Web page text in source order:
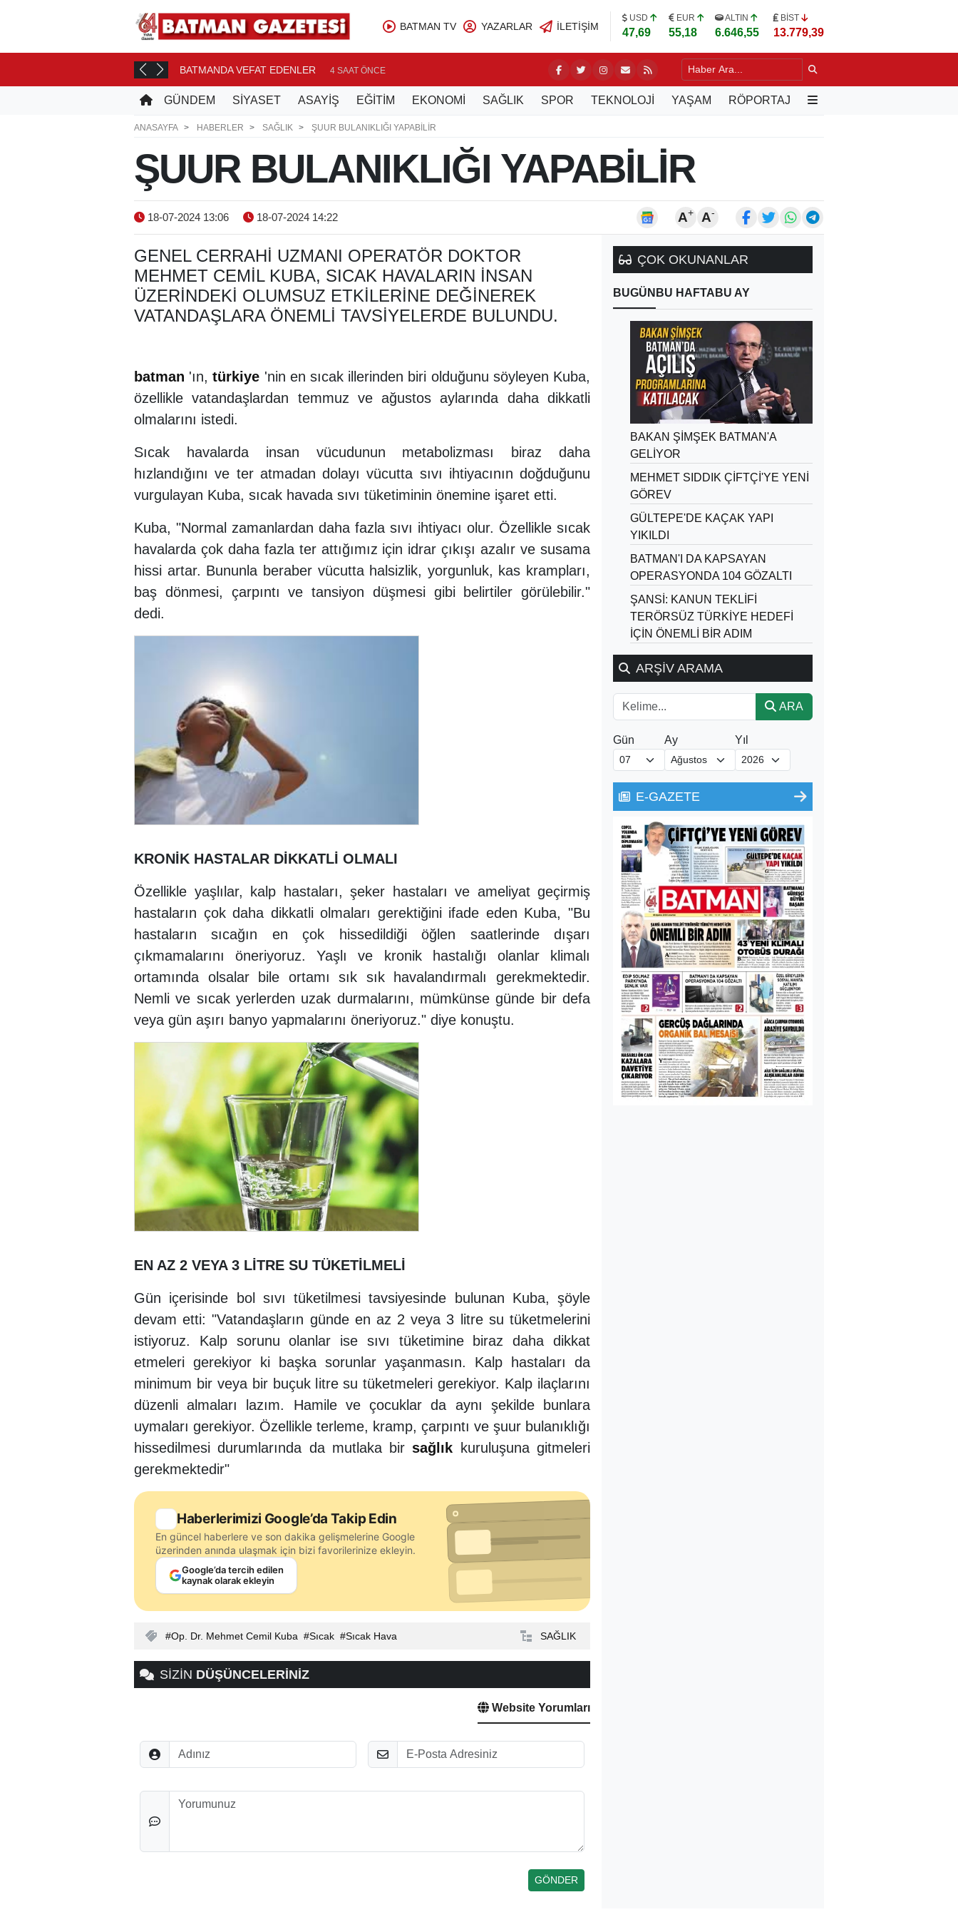
BATMAN TV YAZARLAR İLETIŞIM
USD
47,69
EUR
55,18
ALTIN
6.646,55
BİST
13.779,39
3 SAAT ÖNCE BATMANDA VEFAT EDENLER 4 SAAT ÖNCE
GÜNDEM SİYASET ASAYİŞ EĞİTİM EKONOMİ SAĞLIK SPOR TEKNOLOJİ YAŞAM RÖPORTAJ
ANASAYFA HABERLER SAĞLIK ŞUUR BULANIKLIĞI YAPABİLİR
ŞUUR BULANIKLIĞI YAPABİLİR
18-07-2024 13:06 18-07-2024 14:22 A+ A-
GENEL CERRAHI UZMANI OPERATÖR DOKTOR
MEHMET CEMIL KUBA, SICAK HAVALARIN INSAN
ÜZERINDEKI OLUMSUZ ETKILERINE DEĞINEREK
VATANDAŞLARA ÖNEMLI TAVSIYELERDE BULUNDU.
batman 'ın,türkiye 'nin en sıcak illerinden biri olduğunu söyleyen Kuba,
özellikle vatandaşlardan temmuz ve ağustos aylarında daha dikkatli
olmalarını istedi.
Sıcak havalarda insan vücudunun metabolizması biraz daha
hızlandığını ve ter atmadan dolayı vücutta sıvı ihtiyacının doğduğunu
vurgulayan Kuba, sıcak havada sıvı tüketiminin önemine işaret etti.
Kuba, "Normal zamanlardan daha fazla sıvı ihtiyacı olur. Özellikle sıcak
havalarda çok daha fazla ter attığımız için idrar çıkışı azalır ve susama
hissi artar. Bununla beraber vücutta halsizlik, yorgunluk, kas krampları,
baş dönmesi, çarpıntı ve tansiyon düşmesi gibi belirtiler görülebilir."
dedi.
KRONİK HASTALAR DİKKATLİ OLMALI
Özellikle yaşlılar, kalp hastaları, şeker hastaları ve ameliyat geçirmiş
hastaların çok daha dikkatli olmaları gerektiğini ifade eden Kuba, "Bu
hastaların sıcağın en çok hissedildiği öğlen saatlerinde dışarı
çıkmamalarını öneriyoruz. Yaşlı ve kronik hastalığı olanlar klimalı
ortamında olsalar bile ortamı sık sık havalandırmalı gerekmektedir.
Nemli ve sıcak yerlerden uzak durmalarını, mümkünse günde bir defa
veya gün aşırı banyo yapmalarını öneriyoruz." diye konuştu.
EN AZ 2 VEYA 3 LİTRE SU TÜKETİLMELİ
Gün içerisinde bol sıvı tüketilmesi tavsiyesinde bulunan Kuba, şöyle
devam etti: "Vatandaşların günde en az 2 veya 3 litre su tüketmelerini
istiyoruz. Kalp sorunu olanlar ise sıvı tüketimine biraz daha dikkat
etmeleri gerekiyor ki başka sorunlar yaşanmasın. Kalp hastaları da
minimum bir veya bir buçuk litre su tüketmeleri gerekiyor. Kalp ilaçlarını
düzenli almaları lazım. Hamile ve çocuklar da aynı şekilde bunlara
uymaları gerekiyor. Özellikle terleme, kramp, çarpıntı ve şuur bulanıklığı
hissedilmesi durumlarında da mutlaka bir sağlık kuruluşuna gitmeleri
gerekmektedir"
Haberlerimizi Google’da Takip Edin
En güncel haberlere ve son dakika gelişmelerine Google
üzerinden anında ulaşmak için bizi favorilerinize ekleyin.
Google’da tercih edilen
kaynak olarak ekleyin
Op. Dr. Mehmet Cemil Kuba Sıcak Sıcak Hava SAĞLIK
SİZİN DÜŞÜNCELERİNİZ
Website Yorumları
Adınız E-Posta
Düşünceleriniz
ÇOK OKUNANLAR
BUGÜN BU HAFTA BU AY
BAKAN ŞİMŞEK BATMAN'A
GELİYOR
MEHMET SIDDIK ÇİFTÇİ'YE YENİ
GÖREV
GÜLTEPE'DE KAÇAK YAPI
YIKILDI
BATMAN'I DA KAPSAYAN
OPERASYONDA 104 GÖZALTI
ŞANSİ: KANUN TEKLİFİ
TERÖRSÜZ TÜRKİYE HEDEFİ
İÇİN ÖNEMLİ BİR ADIM
ARŞİV ARAMA
ARA
Gün Ay Yıl
E-GAZETE